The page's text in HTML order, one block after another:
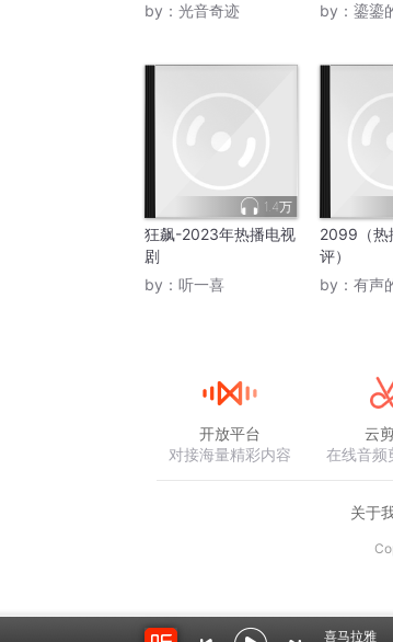
by： 光音奇迹
by： 鎏鎏
1.4万
狂飙-2023年热播电视
剧
by： 听一喜
2099（热
评）
by： 有声
喜马拉雅
开放平台
对接海量精彩内容
云
在线音频
关于